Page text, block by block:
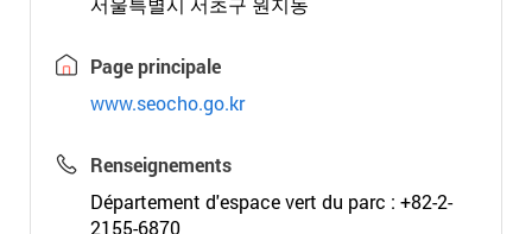
Page principale
www.seocho.go.kr
Renseignements
Département d'espace vert du parc : +82-2-
2155-6870